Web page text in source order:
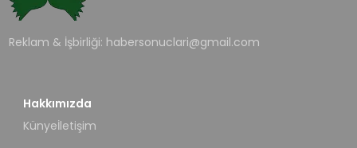
Reklam & İşbirliği: habersonuclari@gmail.com
Hakkımızda
Künyeİletişim